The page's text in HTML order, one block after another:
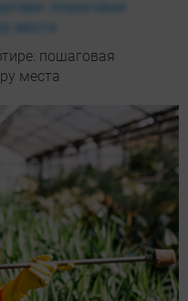
пошаговая
места